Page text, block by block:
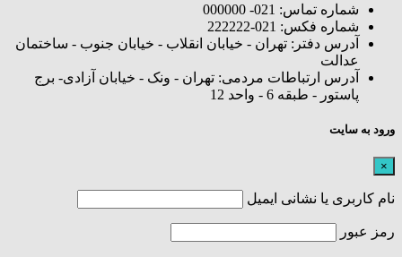
شماره تماس: 021- 000000
شماره فکس: 021-222222
آدرس دفتر: تهران - خیابان انقلاب - خیابان جنوب - ساختمان
عدالت
آدرس ارتباطات مردمی: تهران - ونک - خیابان آزادی- برج
پاستور - طبقه 6 - واحد 12
ورود به سایت
×
نام کاربری یا نشانی ایمیل
رمز عبور